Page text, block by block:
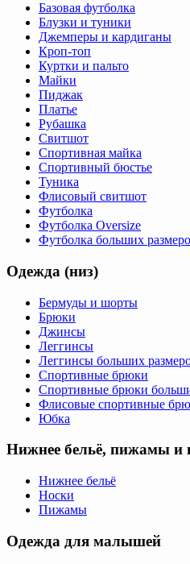
Базовая футболка
Блузки и туники
Джемперы и кардиганы
Кроп-топ
Куртки и пальто
Майки
Пиджак
Платье
Рубашка
Свитшот
Спортивная майка
Спортивный бюстье
Туника
Флисовый свитшот
Футболка
Футболка Oversize
Футболка больших
Одежда (низ)
Бермуды и шорты
Брюки
Джинсы
Леггинсы
Леггинсы больших
Спортивные брюки
Спортивные брюки
Флисовые спортивные
Юбка
Нижнее бельё, пижамы и
Нижнее бельё
Носки
Пижамы
Одежда для малышей